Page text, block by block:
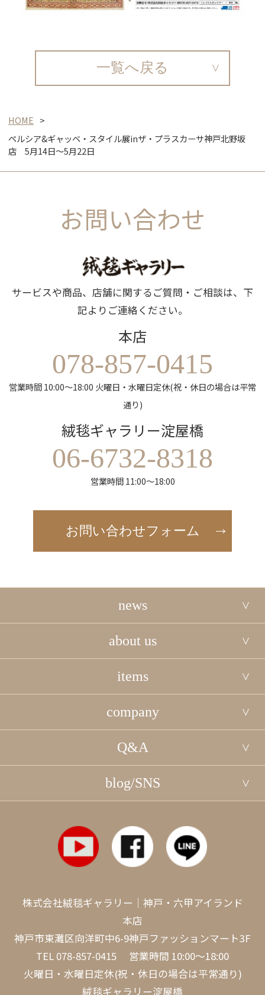
一覧へ戻る
HOME
ペルシア&ギャッベ・スタイル展inザ・プラスカーサ神戸北野坂
店 5月14日～5月22日
お問い合わせ
サービスや商品、店舗に関するご質問・ご相談は、下
記よりご連絡ください。
本店
078-857-0415
営業時間 10:00～18:00 火曜日・水曜日定休(祝・休日の場合は平常
通り)
絨毯ギャラリー淀屋橋
06-6732-8318
営業時間 11:00～18:00
お問い合わせフォーム
news
about us
items
company
Q&A
blog/SNS
株式会社絨毯ギャラリー｜神戸・六甲アイランド
本店
神戸市東灘区向洋町中6-9神戸ファッションマート3F
TEL 078-857-0415 営業時間 10:00～18:00
火曜日・水曜日定休(祝・休日の場合は平常通り)
絨毯ギャラリー淀屋橋